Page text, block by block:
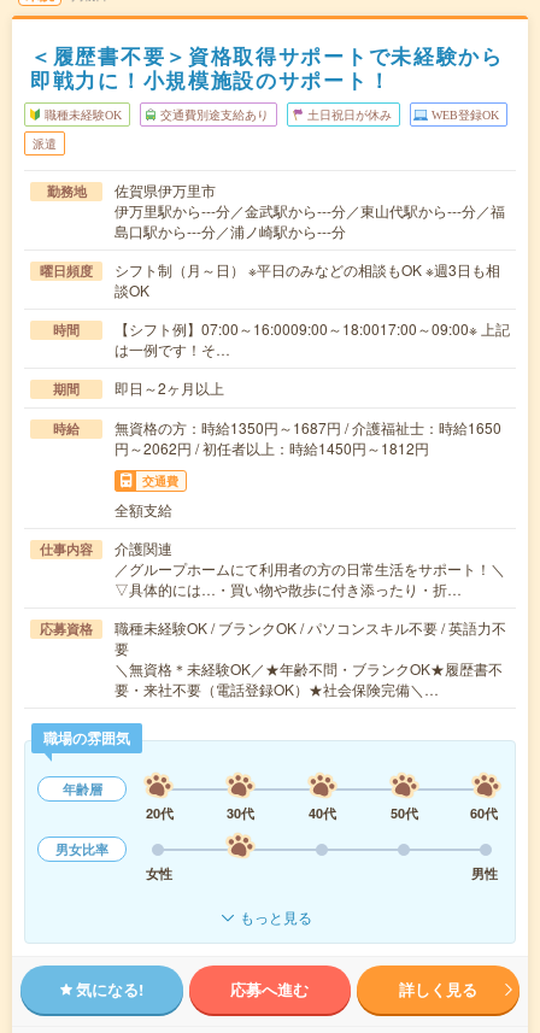
＜履歴書不要＞資格取得サポートで未経験から
即戦力に！小規模施設のサポート！
職種未経験OK 交通費別途支給あり 土日祝日が休み WEB登録OK
派遣
勤務地
佐賀県伊万里市
伊万里駅から---分／金武駅から---分／東山代駅から---分／福
島口駅から---分／浦ノ崎駅から---分
曜日頻度
シフト制（月～日） ※平日のみなどの相談もOK ※週3日も相
談OK
時間
【シフト例】07:00～16:0009:00～18:0017:00～09:00※ 上記
は一例です！そ…
期間 即日～2ヶ月以上
時給
無資格の方：時給1350円～1687円 / 介護福祉士：時給1650
円～2062円 / 初任者以上：時給1450円～1812円
交通費
全額支給
仕事内容
介護関連
／グループホームにて利用者の方の日常生活をサポート！＼
▽具体的には…・買い物や散歩に付き添ったり・折…
応募資格
職種未経験OK / ブランクOK / パソコンスキル不要 / 英語力不
要
＼無資格＊未経験OK／★年齢不問・ブランクOK★履歴書不
要・来社不要（電話登録OK）★社会保険完備＼…
職場の雰囲気
年齢層
20代
30代 40代 50代
60代
男女比率
女性
男性
もっと見る
気になる! 応募へ進む 詳しく見る